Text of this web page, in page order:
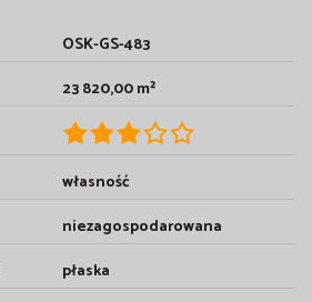
OSK-GS-483
23 820,00 m²
własność
niezagospodarowana
płaska